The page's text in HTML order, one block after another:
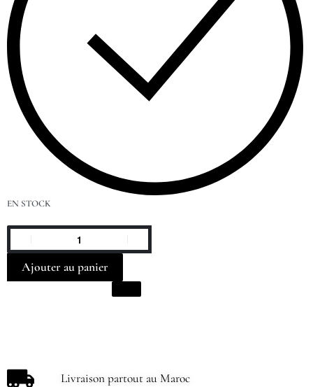
Livraison partout au Maroc
EN STOCK
Ajouter au panier